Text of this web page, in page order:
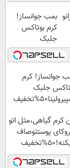
بمب جوانساز!
کرم بوتاکس
جلبک
اسپیرولینا50%تخفیف
جوانساز! کرم
جلبک
کرم گیاهی،مثل اتو
پوستتوصاف